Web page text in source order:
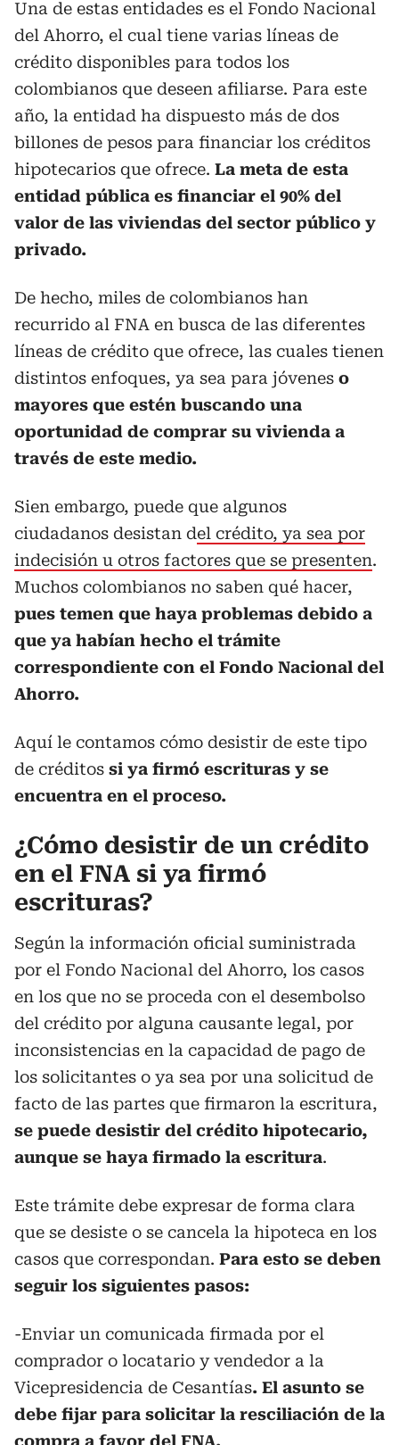
Una de estas entidades es el Fondo Nacional
del Ahorro, el cual tiene varias líneas de
crédito disponibles para todos los
colombianos que deseen afiliarse. Para este
año, la entidad ha dispuesto más de dos
billones de pesos para financiar los créditos
hipotecarios que ofrece. La meta de esta
entidad pública es financiar el 90% del
valor de las viviendas del sector público y
privado.
De hecho, miles de colombianos han
recurrido al FNA en busca de las diferentes
líneas de crédito que ofrece, las cuales tienen
distintos enfoques, ya sea para jóvenes o
mayores que estén buscando una
oportunidad de comprar su vivienda a
través de este medio.
Sien embargo, puede que algunos
ciudadanos desistan del crédito, ya sea por
indecisión u otros factores que se presenten.
Muchos colombianos no saben qué hacer,
pues temen que haya problemas debido a
que ya habían hecho el trámite
correspondiente con el Fondo Nacional del
Ahorro.
Aquí le contamos cómo desistir de este tipo
de créditos si ya firmó escrituras y se
encuentra en el proceso.
¿Cómo desistir de un crédito
en el FNA si ya firmó
escrituras?
Según la información oficial suministrada
por el Fondo Nacional del Ahorro, los casos
en los que no se proceda con el desembolso
del crédito por alguna causante legal, por
inconsistencias en la capacidad de pago de
los solicitantes o ya sea por una solicitud de
facto de las partes que firmaron la escritura,
se puede desistir del crédito hipotecario,
aunque se haya firmado la escritura.
Este trámite debe expresar de forma clara
que se desiste o se cancela la hipoteca en los
casos que correspondan. Para esto se deben
seguir los siguientes pasos:
-Enviar un comunicada firmada por el
comprador o locatario y vendedor a la
Vicepresidencia de Cesantías. El asunto se
debe fijar para solicitar la resciliación de la
compra a favor del FNA.